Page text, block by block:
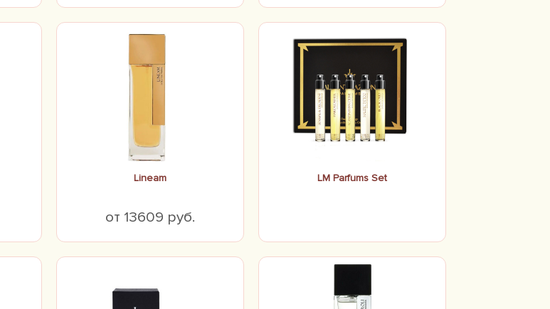
Lineam
от 13609 руб.
LM Parfums Set